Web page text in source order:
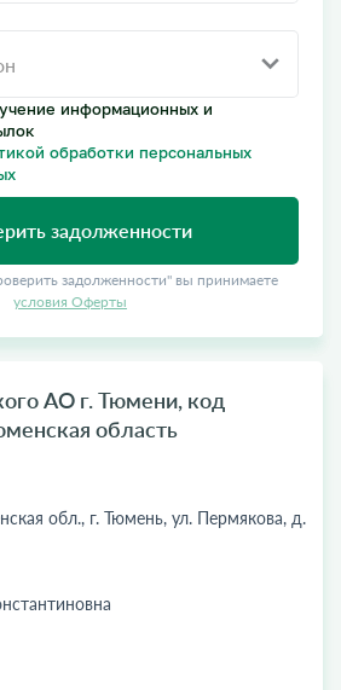
информационных и
обработки персональных
задолженности
задолженности" вы принимаете
условия Оферты
АО г. Тюмени, код
область
обл., г. Тюмень, ул. Пермякова, д.